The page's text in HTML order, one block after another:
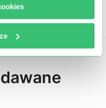
IP i stabilne
bez przerw.